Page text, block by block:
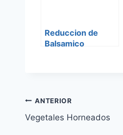
Reduccion de
Balsamico
Navegación
de
ANTERIOR
Vegetales Horneados